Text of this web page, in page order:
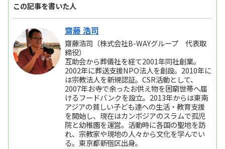
この記事を書いた人
齋藤 浩司
齋藤浩司（株式会社B-WAYグループ 代表取
締役）
互助会から葬儀社を経て2001年同社創業。
2002年に葬送支援NPO法人を創設。2010年に
は宗教法人を新規認証。CSR活動として、
2007年お寺で余ったお供え物を困窮世帯へ届
けるフードバンクを設立。2013年からは東南
アジアの貧しい子ども達への生活・教育支援
を開始し、現在はカンボジアのスラムで孤児
院と幼稚園を運営。活動時に各国の聖地を訪
れ、宗教家や現地の人々から文化を学んでい
る。東京都新宿区出身。